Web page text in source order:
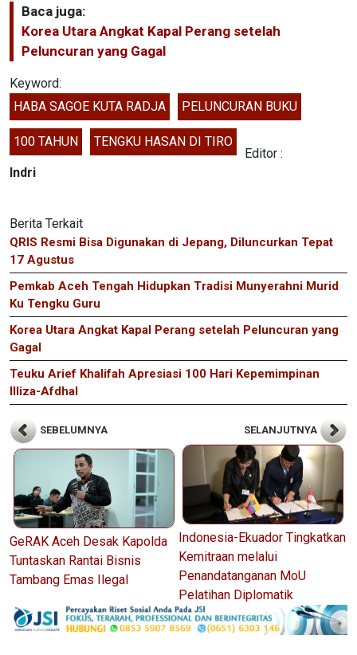
Baca juga:
Korea Utara Angkat Kapal Perang setelah
Peluncuran yang Gagal
Keyword:
HABA SAGOE KUTA RADJA
PELUNCURAN BUKU
100 TAHUN TENGKU HASAN DI TIRO
Editor :
Indri
Berita Terkait
QRIS Resmi Bisa Digunakan di Jepang, Diluncurkan Tepat
17 Agustus
Pemkab Aceh Tengah Hidupkan Tradisi Munyerahni Murid
Ku Tengku Guru
Korea Utara Angkat Kapal Perang setelah Peluncuran yang
Gagal
Teuku Arief Khalifah Apresiasi 100 Hari Kepemimpinan
Illiza-Afdhal
SEBELUMNYA
GeRAK Aceh Desak Kapolda
Tuntaskan Rantai Bisnis
Tambang Emas Ilegal
SELANJUTNYA
Indonesia-Ekuador Tingkatkan
Kemitraan melalui
Penandatanganan MoU
Pelatihan Diplomatik